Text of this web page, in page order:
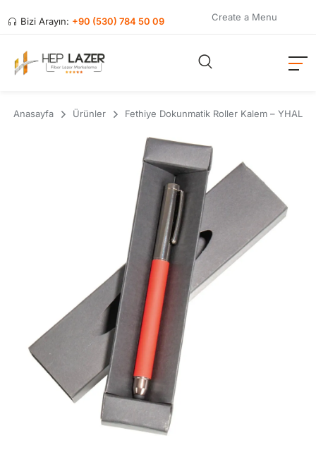
Bizi Arayın: +90 (530) 784 50 09 Create a Menu
Anasayfa Ürünler Fethiye Dokunmatik Roller Kalem – YHAL